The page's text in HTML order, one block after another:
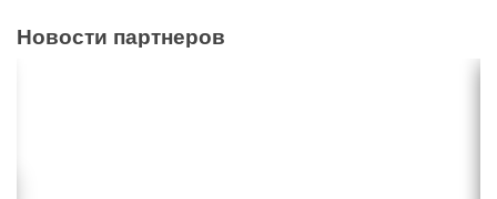
Новости партнеров